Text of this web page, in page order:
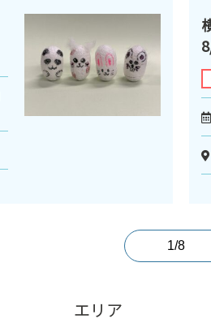
エリア